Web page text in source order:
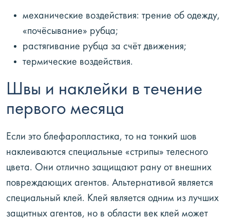
механические воздействия: трение об одежду,
«почёсывание» рубца;
растягивание рубца за счёт движения;
термические воздействия.
Швы и наклейки в течение
первого месяца
Если это блефаропластика, то на тонкий шов
наклеиваются специальные «стрипы» телесного
цвета. Они отлично защищают рану от внешних
повреждающих агентов. Альтернативой является
специальный клей. Клей является одним из лучших
защитных агентов, но в области век клей может